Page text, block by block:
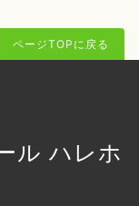
ページTOPに戻る
ル ハレホ